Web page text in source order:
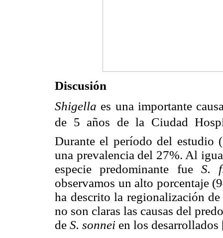
Discusión
Shigella es una importante
de 5 años de la Ciudad
Durante el período del estudio
una prevalencia del 27%. Al
especie predominante fue S.
observamos un alto porcentaje
ha descrito la regionalización
no son claras las causas del
de S. sonnei en los